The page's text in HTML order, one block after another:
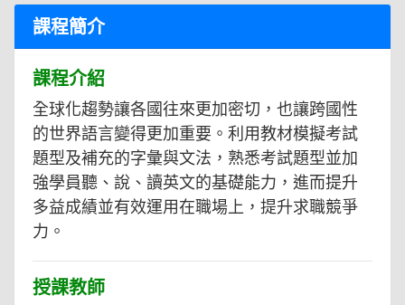
課程簡介
課程介紹
全球化趨勢讓各國往來更加密切，也讓跨國性
的世界語言變得更加重要。利用教材模擬考試
題型及補充的字彙與文法，熟悉考試題型並加
強學員聽、說、讀英文的基礎能力，進而提升
多益成績並有效運用在職場上，提升求職競爭
力。
授課教師